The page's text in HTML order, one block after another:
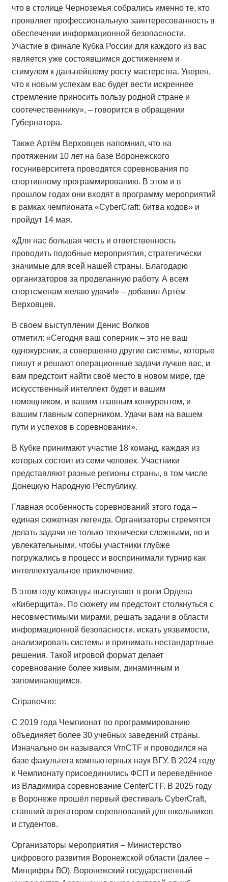
что в столице Черноземья собрались именно те, кто
проявляет профессиональную заинтересованность в
обеспечении информационной безопасности.
Участие в финале Кубка России для каждого из вас
является уже состоявшимся достижением и
стимулом к дальнейшему росту мастерства. Уверен,
что к новым успехам вас будет вести искреннее
стремление приносить пользу родной стране и
соотечественнику», – говорится в обращении
Губернатора.
Также Артём Верховцев напомнил, что на
протяжении 10 лет на базе Воронежского
госуниверситета проводятся соревнования по
спортивному программированию. В этом и в
прошлом годах они входят в программу мероприятий
в рамках чемпионата «CyberCraft: битва кодов» и
пройдут 14 мая.
«Для нас большая честь и ответственность
проводить подобные мероприятия, стратегически
значимые для всей нашей страны. Благодарю
организаторов за проделанную работу. А всем
спортсменам желаю удачи!» – добавил Артём
Верховцев.
В своем выступлении Денис Волков
отметил: «Сегодня ваш соперник – это не ваш
однокурсник, а совершенно другие системы, которые
пишут и решают операционные задачи лучше вас, и
вам предстоит найти своё место в новом мире, где
искусственный интеллект будет и вашим
помощником, и вашим главным конкурентом, и
вашим главным соперником. Удачи вам на вашем
пути и успехов в соревновании».
В Кубке принимают участие 18 команд, каждая из
которых состоит из семи человек. Участники
представляют разные регионы страны, в том числе
Донецкую Народную Республику.
Главная особенность соревнований этого года –
единая сюжетная легенда. Организаторы стремятся
делать задачи не только технически сложными, но и
увлекательными, чтобы участники глубже
погружались в процесс и воспринимали турнир как
интеллектуальное приключение.
В этом году команды выступают в роли Ордена
«Киберщита». По сюжету им предстоит столкнуться с
несовместимыми мирами, решать задачи в области
информационной безопасности, искать уязвимости,
анализировать системы и принимать нестандартные
решения. Такой игровой формат делает
соревнование более живым, динамичным и
запоминающимся.
Справочно:
С 2019 года Чемпионат по программированию
объединяет более 30 учебных заведений страны.
Изначально он назывался VrnCTF и проводился на
базе факультета компьютерных наук ВГУ. В 2024 году
к Чемпионату присоединились ФСП и переведённое
из Владимира соревнование CenterCTF. В 2025 году
в Воронеже прошёл первый фестиваль CyberCraft,
ставший агрегатором соревнований для школьников
и студентов.
Организаторы мероприятия – Министерство
цифрового развития Воронежской области (далее –
Минцифры ВО), Воронежский государственный